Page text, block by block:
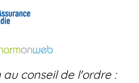
conseil de l'ordre :